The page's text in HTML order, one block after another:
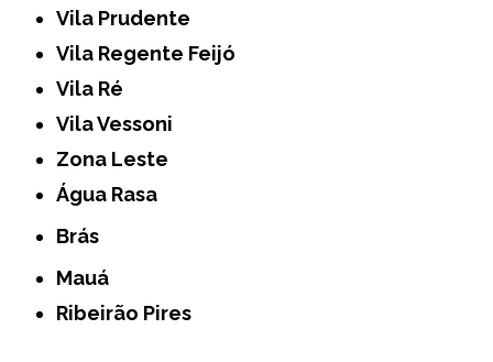
Vila Prudente
Vila Regente Feijó
Vila Ré
Vila Vessoni
Zona Leste
Água Rasa
Brás
Mauá
Ribeirão Pires